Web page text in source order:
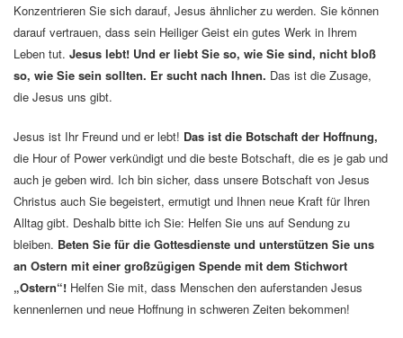
Konzentrieren Sie sich darauf, Jesus ähnlicher zu werden. Sie können
darauf vertrauen, dass sein Heiliger Geist ein gutes Werk in Ihrem
Leben tut. Jesus lebt! Und er liebt Sie so, wie Sie sind, nicht bloß
so, wie Sie sein sollten. Er sucht nach Ihnen. Das ist die Zusage,
die Jesus uns gibt.
Jesus ist Ihr Freund und er lebt! Das ist die Botschaft der Hoffnung,
die Hour of Power verkündigt und die beste Botschaft, die es je gab und
auch je geben wird. Ich bin sicher, dass unsere Botschaft von Jesus
Christus auch Sie begeistert, ermutigt und Ihnen neue Kraft für Ihren
Alltag gibt. Deshalb bitte ich Sie: Helfen Sie uns auf Sendung zu
bleiben. Beten Sie für die Gottesdienste und unterstützen Sie uns
an Ostern mit einer großzügigen Spende mit dem Stichwort
„Ostern“! Helfen Sie mit, dass Menschen den auferstanden Jesus
kennenlernen und neue Hoffnung in schweren Zeiten bekommen!